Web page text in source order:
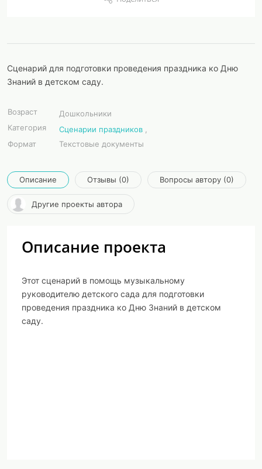
Сценарий для подготовки проведения праздника ко Дню
Знаний в детском саду.
Возраст
Дошкольники
Категория
Сценарии праздников
Формат
Текстовые документы
Описание Отзывы (0) Вопросы автору (0)
Другие проекты автора
Описание проекта
Этот сценарий в помощь музыкальному
руководителю детского сада для подготовки
проведения праздника ко Дню Знаний в детском
саду.